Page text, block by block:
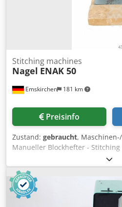
Emskirchen 181 km
Stitching machines
Nagel ENAK 50
Preisinfo
Zustand: gebraucht,
Manueller Blockhefter - Stitching
50Serial-No. 4105 Online-Video-
We would be very pleased with
on Stock Available Immediately -
Axpaefx Ab Dor On Stock
test